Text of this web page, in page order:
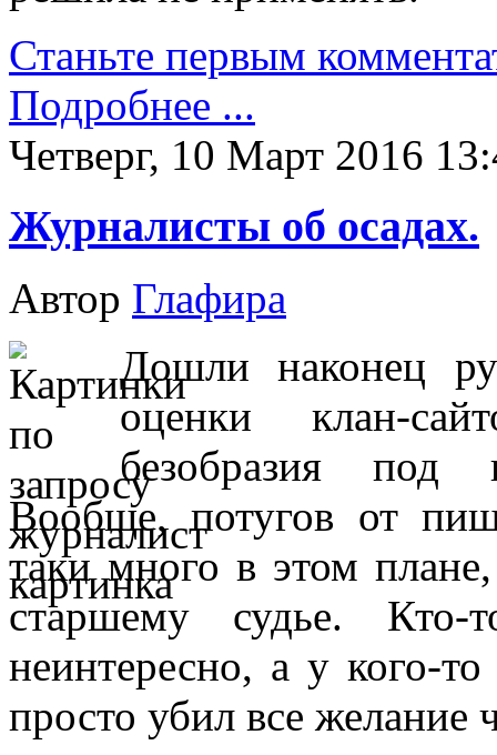
Станьте первым
Подробнее ...
Четверг, 10 Март 2016
Журналисты об осадах.
Автор Глафира
Дошли наконец
оценки клан-
безобразия под
Вообще, потугов от
таки много в этом
старшему судье. Кто-
неинтересно, а у кого-
просто убил все желание